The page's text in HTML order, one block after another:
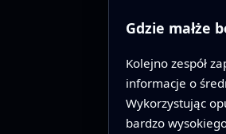
Gdzie małże
Kolejno zespół
informacje o
Wykorzystując
bardzo